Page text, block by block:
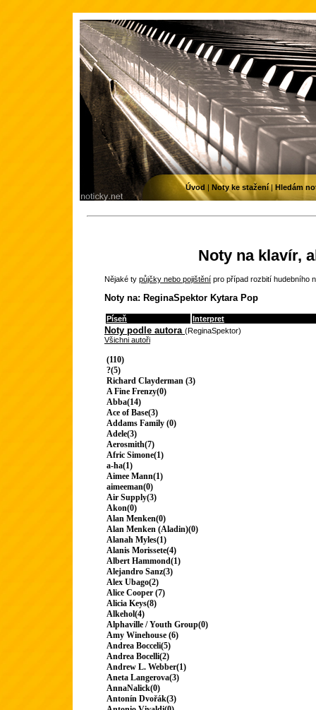
Noty na klavír,
Nějaké ty půjčky nebo pojištění pro případ rozbití hudebního
Noty na: ReginaSpektor Kytara Pop
Píseň Interpret
Noty podle autora (ReginaSpektor)
Všichni autoři
(110)
?(5)
Richard Clayderman (3)
A Fine Frenzy(0)
Abba(14)
Ace of Base(3)
Addams Family (0)
Adele(3)
Aerosmith(7)
Afric Simone(1)
a-ha(1)
Aimee Mann(1)
aimeeman(0)
Air Supply(3)
Akon(0)
Alan Menken(0)
Alan Menken (Aladin)(0)
Alanah Myles(1)
Alanis Morissete(4)
Albert Hammond(1)
Alejandro Sanz(3)
Alex Ubago(2)
Alice Cooper (7)
Alicia Keys(8)
Alkehol(4)
Alphaville / Youth Group(0)
Amy Winehouse (6)
Andrea Bocceli(5)
Andrea Bocelli(2)
Andrew L. Webber(1)
Aneta Langerova(3)
AnnaNalick(0)
Antonín Dvořák(3)
Úvod | Noty ke stažení| Hledám